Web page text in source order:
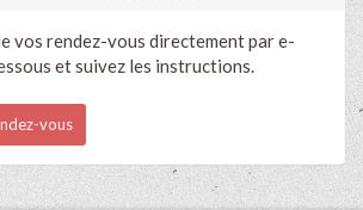
vos rendez-vous directement par e-
et suivez les instructions.
vous